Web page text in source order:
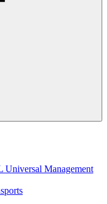
Universal Management